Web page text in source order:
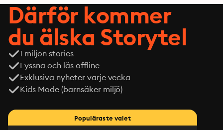
Därför kommer
du älska Storytel
1 miljon stories
Lyssna och läs offline
Exklusiva nyheter varje vecka
Kids Mode (barnsäker miljö)
Populäraste valet